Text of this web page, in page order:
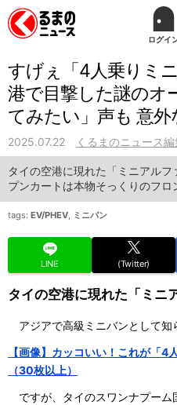
ログイ
すげぇ「4人乗りミ
港で目撃した謎のオ
てみたい」声も 意
2025.07.22 くるまのニュース編
タイの空港に現れた「ミニアル
プンカートは本物そっくりのフ
tags: EV/PHEV, ミニバン
LINE (Twitter)
タイの空港に現れた「ミニ
アジアで高級ミニバンとして知
【画像】カッコいい！これが「4
（30枚以上）
ですが、タイのスワンナプーム